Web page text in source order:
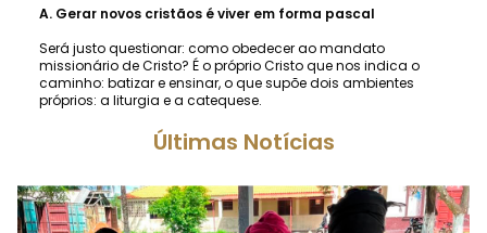
A. Gerar novos cristãos é viver em forma pascal
Será justo questionar: como obedecer ao mandato
missionário de Cristo? É o próprio Cristo que nos indica o
caminho: batizar e ensinar, o que supõe dois ambientes
próprios: a liturgia e a catequese.
Últimas Notícias